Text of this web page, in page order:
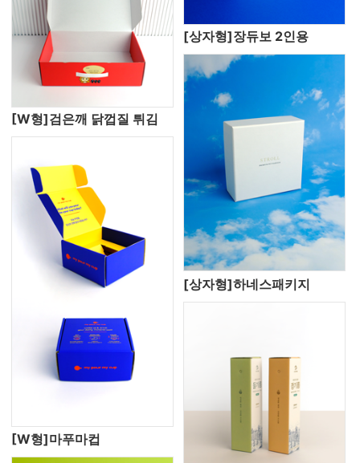
[W형]검은깨 닭껍질 튀김
[상자형]장듀보 2인용
[W형]마푸마컵
[상자형]하네스패키지